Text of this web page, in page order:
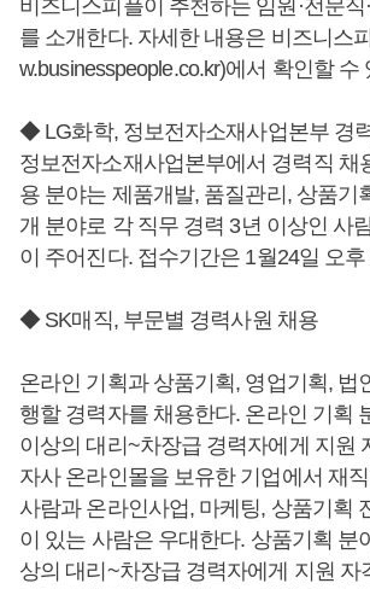
비즈니스피플이 추천하는 임원·전문
를 소개한다. 자세한 내용은 비즈니스
w.businesspeople.co.kr)에서 확인할 수
◆ LG화학, 정보전자소재사업본부 경
정보전자소재사업본부에서 경력직 채
용 분야는 제품개발, 품질관리, 상품기
개 분야로 각 직무 경력 3년 이상인 사
이 주어진다. 접수기간은 1월24일 오
◆ SK매직, 부문별 경력사원 채용
온라인 기획과 상품기획, 영업기획, 법
행할 경력자를 채용한다. 온라인 기획
이상의 대리~차장급 경력자에게 지원
자사 온라인몰을 보유한 기업에서 재
사람과 온라인사업, 마케팅, 상품기획
이 있는 사람은 우대한다. 상품기획 분
상의 대리~차장급 경력자에게 지원 자